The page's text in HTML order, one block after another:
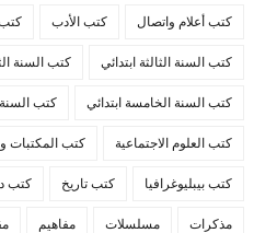
كتب أعلام واتصال كتب الأدب كتب
كتب السنة الثالثة ابتدائي كتب السنة
كتب السنة الخامسة ابتدائي كتب السنة
كتب العلوم الاجتماعية كتب المكتبات
كتب بيبليوغرافيا كتب تاريخ كتب
مذكرات مسلسلات مفاهيم